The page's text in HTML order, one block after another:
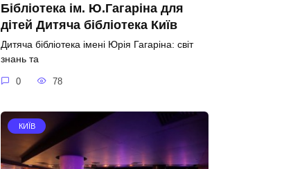
Бібліотека ім. Ю.Гагаріна для
дітей Дитяча бібліотека Київ
Дитяча бібліотека імені Юрія Гагаріна: світ
знань та
0 78
КИЇВ